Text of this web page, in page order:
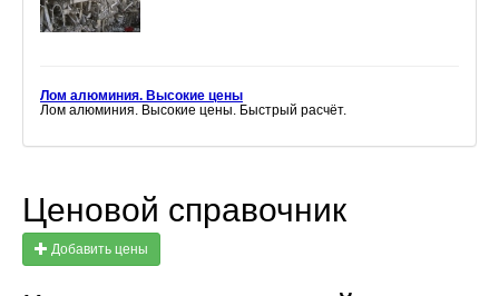
Лом алюминия. Высокие цены
Лом алюминия. Высокие цены. Быстрый расчёт.
Ценовой справочник
Добавить цены